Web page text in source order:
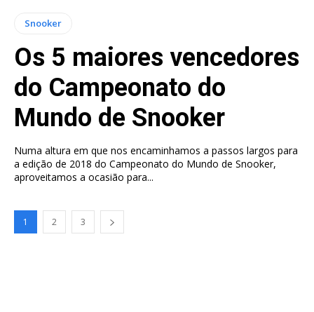
Snooker
Os 5 maiores vencedores
do Campeonato do
Mundo de Snooker
Numa altura em que nos encaminhamos a passos largos para
a edição de 2018 do Campeonato do Mundo de Snooker,
aproveitamos a ocasião para...
1 2 3